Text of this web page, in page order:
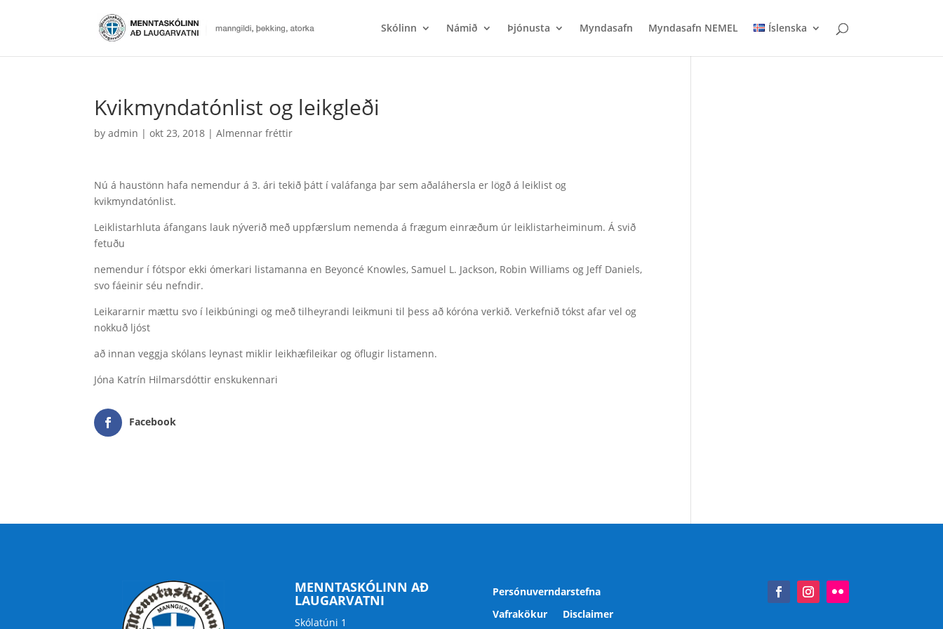
Skólinn Námið Þjónusta Myndasafn Myndasafn NEMEL Íslenska
Kvikmyndatónlist og leikgleði
byadmin |okt 23, 2018 |Almennar fréttir
Nú á haustönn hafa nemendur á 3. ári tekið þátt í valáfanga þar sem aðaláhersla er lögð á leiklist og
kvikmyndatónlist.
Leiklistarhluta áfangans lauk nýverið með uppfærslum nemenda á frægum einræðum úr leiklistarheiminum. Á svið
fetuðu
nemendur í fótspor ekki ómerkari listamanna en Beyoncé Knowles, Samuel L. Jackson, Robin Williams og Jeff Daniels,
svo fáeinir séu nefndir.
Leikararnir mættu svo í leikbúningi og með tilheyrandi leikmuni til þess að kóróna verkið. Verkefnið tókst afar vel og
nokkuð ljóst
að innan veggja skólans leynast miklir leikhæfileikar og öflugir listamenn.
Jóna Katrín Hilmarsdóttir enskukennari
Facebook
MENNTASKÓLINN AÐ
LAUGARVATNI
Skólatúni 1
Persónuverndarstefna
Vafrakökur
Disclaimer